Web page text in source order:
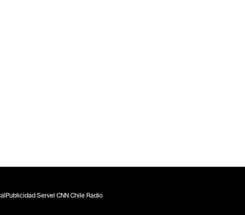
Publicidad Servel CNN Chile Radio